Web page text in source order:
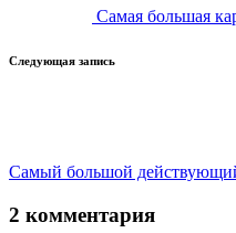
Самая большая
Следующая запись
Самый большой
2 комментария